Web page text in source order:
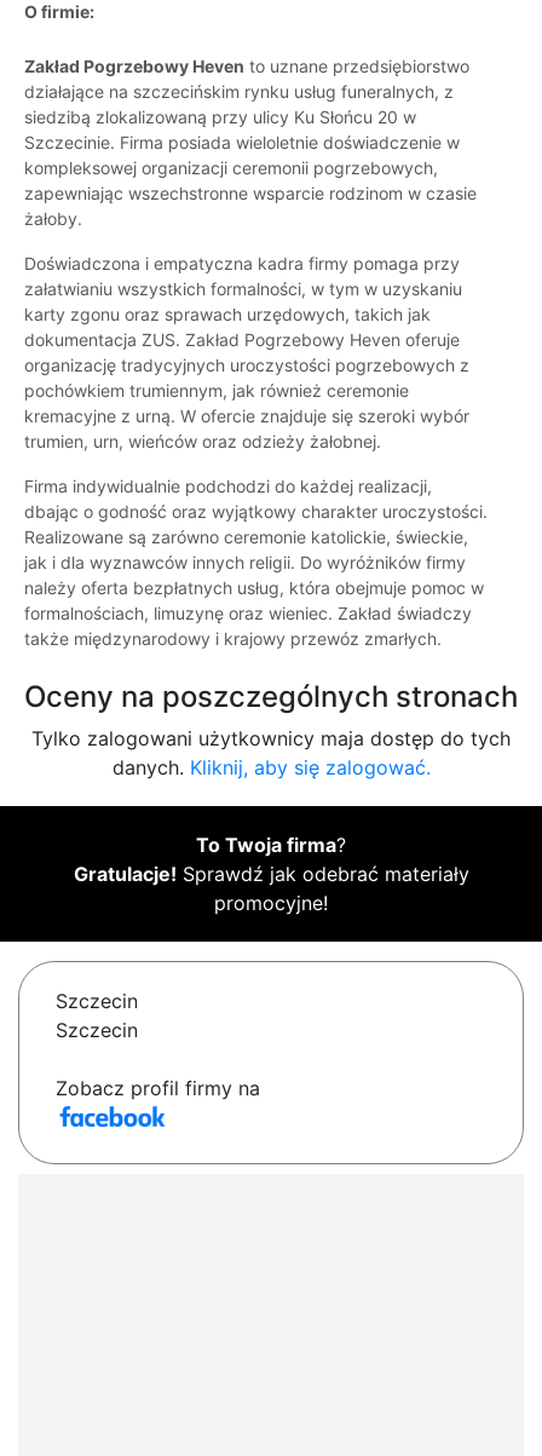
O firmie:
Zakład Pogrzebowy Heven to uznane przedsiębiorstwo
działające na szczecińskim rynku usług funeralnych, z
siedzibą zlokalizowaną przy ulicy Ku Słońcu 20 w
Szczecinie. Firma posiada wieloletnie doświadczenie w
kompleksowej organizacji ceremonii pogrzebowych,
zapewniając wszechstronne wsparcie rodzinom w czasie
żałoby.
Doświadczona i empatyczna kadra firmy pomaga przy
załatwianiu wszystkich formalności, w tym w uzyskaniu
karty zgonu oraz sprawach urzędowych, takich jak
dokumentacja ZUS. Zakład Pogrzebowy Heven oferuje
organizację tradycyjnych uroczystości pogrzebowych z
pochówkiem trumiennym, jak również ceremonie
kremacyjne z urną. W ofercie znajduje się szeroki wybór
trumien, urn, wieńców oraz odzieży żałobnej.
Firma indywidualnie podchodzi do każdej realizacji,
dbając o godność oraz wyjątkowy charakter uroczystości.
Realizowane są zarówno ceremonie katolickie, świeckie,
jak i dla wyznawców innych religii. Do wyróżników firmy
należy oferta bezpłatnych usług, która obejmuje pomoc w
formalnościach, limuzynę oraz wieniec. Zakład świadczy
także międzynarodowy i krajowy przewóz zmarłych.
Oceny na poszczególnych stronach
Tylko zalogowani użytkownicy maja dostęp do tych
danych. Kliknij, aby się zalogować.
To Twoja firma?
Gratulacje! Sprawdź jak odebrać materiały
promocyjne!
Szczecin
Szczecin
Zobacz profil firmy na